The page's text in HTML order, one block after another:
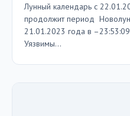
Лунный календарь с
продолжит период
21.01.2023 года в
Уязвимы…